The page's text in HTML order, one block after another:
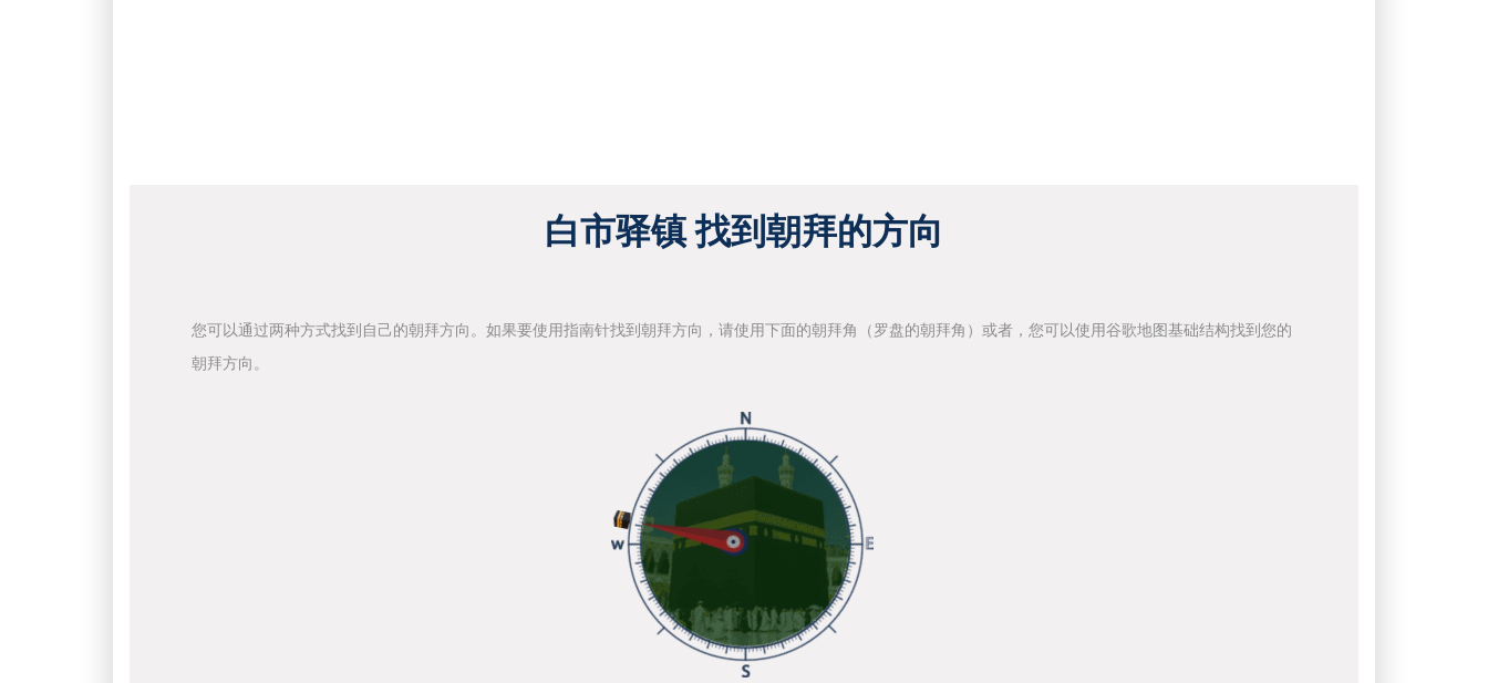
白市驿镇 找到朝拜的方向
您可以通过两种方式找到自己的朝拜方向。如果要使用指南针找到朝拜方向，请使用下面的朝拜角（罗盘的朝拜角）或者，您可以使用谷歌地图基础结构找到您的
朝拜方向。